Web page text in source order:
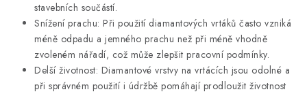
stavebních součástí.
Snížení prachu: Při použití diamantových vrtáků často vzniká
méně odpadu a jemného prachu než při méně vhodně
zvoleném nářadí, což může zlepšit pracovní podmínky.
Delší životnost: Diamantové vrstvy na vrtácích jsou odolné a
při správném použití i údržbě pomáhají prodloužit životnost